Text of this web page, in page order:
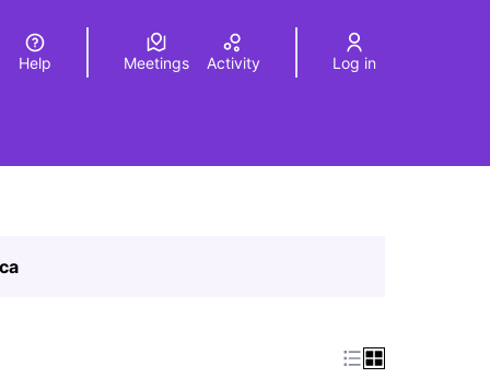
Elegir el idiomaChoose language
Help Meetings Activity Log in